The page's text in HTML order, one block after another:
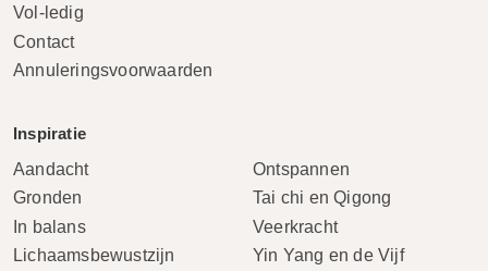
Vol-ledig
Contact
Annuleringsvoorwaarden
Inspiratie
Aandacht
Gronden
In balans
Lichaamsbewustzijn
Ontspannen
Tai chi en Qigong
Veerkracht
Yin Yang en de Vijf